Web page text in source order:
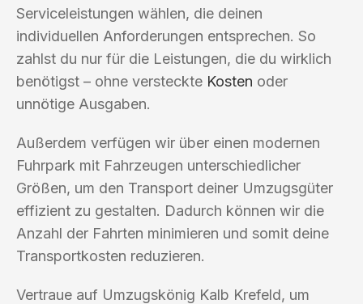
Serviceleistungen wählen, die deinen
individuellen Anforderungen entsprechen. So
zahlst du nur für die Leistungen, die du wirklich
benötigst – ohne versteckte Kosten oder
unnötige Ausgaben.
Außerdem verfügen wir über einen modernen
Fuhrpark mit Fahrzeugen unterschiedlicher
Größen, um den Transport deiner Umzugsgüter
effizient zu gestalten. Dadurch können wir die
Anzahl der Fahrten minimieren und somit deine
Transportkosten reduzieren.
Vertraue auf Umzugskönig Kalb Krefeld, um